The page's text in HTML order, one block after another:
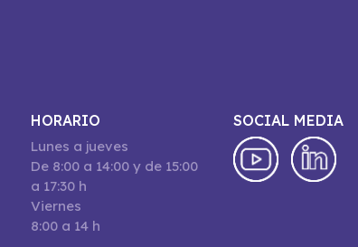
HORARIO
Lunes a jueves
De 8:00 a 14:00 y de 15:00
a 17:30 h
Viernes
8:00 a 14 h
SOCIAL MEDIA